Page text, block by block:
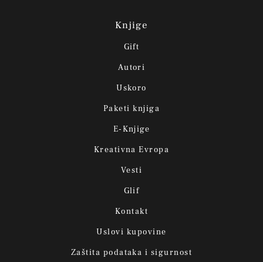
Knjige
Gift
Autori
Uskoro
Paketi knjiga
E-Knjige
Kreativna Evropa
Vesti
Glif
Kontakt
Uslovi kupovine
Zaštita podataka i sigurnost